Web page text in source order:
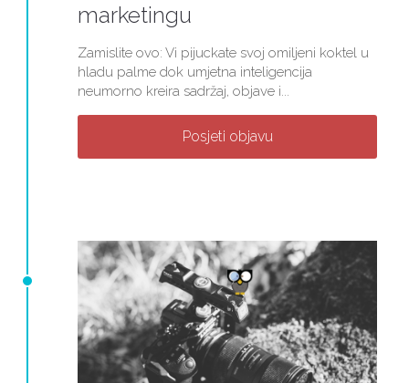
marketingu
Zamislite ovo: Vi pijuckate svoj omiljeni koktel u
hladu palme dok umjetna inteligencija
neumorno kreira sadržaj, objave i...
Posjeti objavu